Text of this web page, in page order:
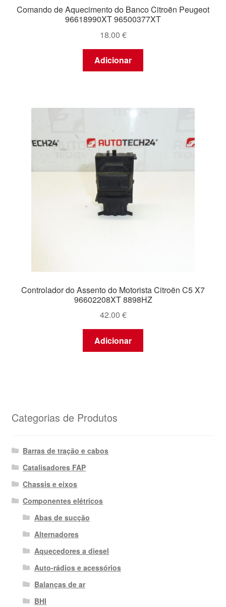
Comando de Aquecimento do Banco Citroën Peugeot
96618990XT 96500377XT
18.00 €
Adicionar
Controlador do Assento do Motorista Citroën C5 X7
96602208XT 8898HZ
42.00 €
Adicionar
Categorias de Produtos
Barras de tração e cabos
Catalisadores FAP
Chassis e eixos
Componentes elétricos
Abas de sucção
Alternadores
Aquecedores a diesel
Auto-rádios e acessórios
Balanças de ar
BHI